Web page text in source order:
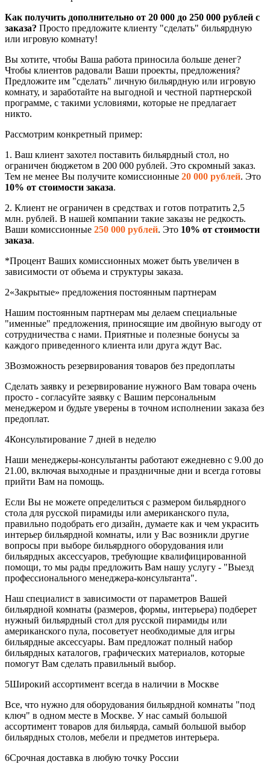
Как получить дополнительно от 20 000 до 250 000 рублей с
заказа? Просто предложите клиенту "сделать" бильярдную
или игровую комнату!
Вы хотите, чтобы Ваша работа приносила больше денег?
Чтобы клиентов радовали Ваши проекты, предложения?
Предложите им "сделать" личную бильярдную или игровую
комнату, и заработайте на выгодной и честной партнерской
программе, с такими условиями, которые не предлагает
никто.
Рассмотрим конкретный пример:
1. Ваш клиент захотел поставить бильярдный стол, но
ограничен бюджетом в 200 000 рублей. Это скромный заказ.
Тем не менее Вы получите комиссионные 20 000 рублей. Это
10% от стоимости заказа.
2. Клиент не ограничен в средствах и готов потратить 2,5
млн. рублей. В нашей компании такие заказы не редкость.
Ваши комиссионные 250 000 рублей. Это 10% от стоимости
заказа.
*Процент Ваших комиссионных может быть увеличен в
зависимости от объема и структуры заказа.
2«Закрытые» предложения постоянным партнерам
Нашим постоянным партнерам мы делаем специальные
"именные" предложения, приносящие им двойную выгоду от
сотрудничества с нами. Приятные и полезные бонусы за
каждого приведенного клиента или друга ждут Вас.
3Возможность резервирования товаров без предоплаты
Сделать заявку и резервирование нужного Вам товара очень
просто - согласуйте заявку с Вашим персональным
менеджером и будьте уверены в точном исполнении заказа без
предоплат.
4Консультирование 7 дней в неделю
Наши менеджеры-консультанты работают ежедневно с 9.00 до
21.00, включая выходные и праздничные дни и всегда готовы
прийти Вам на помощь.
Если Вы не можете определиться с размером бильярдного
стола для русской пирамиды или американского пула,
правильно подобрать его дизайн, думаете как и чем украсить
интерьер бильярдной комнаты, или у Вас возникли другие
вопросы при выборе бильярдного оборудования или
бильярдных аксессуаров, требующие квалифицированной
помощи, то мы рады предложить Вам нашу услугу - "Выезд
профессионального менеджера-консультанта".
Наш специалист в зависимости от параметров Вашей
бильярдной комнаты (размеров, формы, интерьера) подберет
нужный бильярдный стол для русской пирамиды или
американского пула, посоветует необходимые для игры
бильярдные аксессуары. Вам предложат полный набор
бильярдных каталогов, графических материалов, которые
помогут Вам сделать правильный выбор.
5Широкий ассортимент всегда в наличии в Москве
Все, что нужно для оборудования бильярдной комнаты "под
ключ" в одном месте в Москве. У нас самый большой
ассортимент товаров для бильярда, самый большой выбор
бильярдных столов, мебели и предметов интерьера.
6Срочная доставка в любую точку России